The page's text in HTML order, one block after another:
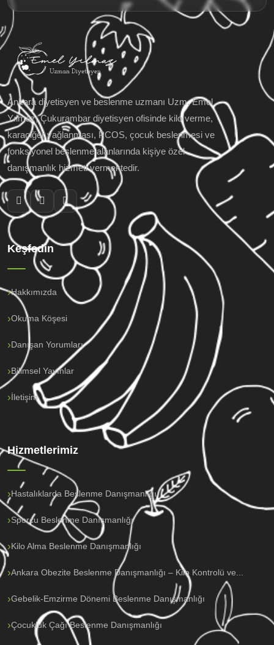
Ankara diyetisyen ve beslenme uzmanı Uzm. Emel
Yılmaz; Çukurambar diyetisyen ofisinde kilo verme,
karaciğer yağlanması, PCOS, çocuk beslenmesi ve
fonksiyonel beslenme alanlarında kişiye özel
danışmanlık hizmeti vermektedir.
Keşfedin
Hakkımızda
Okuma Köşesi
Danışan Yorumları
Bilimsel Yayınlar
İletişim
Hizmetlerimiz
Hastalıklarda Beslenme Danışmanlığı
Sporcu Beslenme Danışmanlığı
Kilo Alma Beslenme Danışmanlığı
Ankara Obezite Beslenme Danışmanlığı – Kilo Kontrolü ve...
Gebelik-Emzirme Dönemi Beslenme Danışmanlığı
Çocukluk Çağı Beslenme Danışmanlığı